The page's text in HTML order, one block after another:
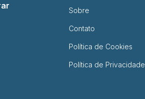
Sobre
Contato
Política de Cookies
Política de Privacidade